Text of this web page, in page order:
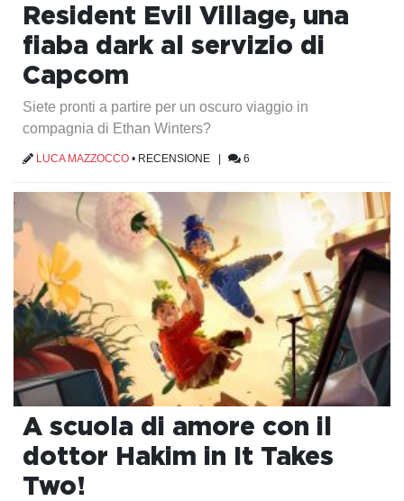
Resident Evil Village, una
fiaba dark al servizio di
Capcom
Siete pronti a partire per un oscuro viaggio in
compagnia di Ethan Winters?
LUCA MAZZOCCO • RECENSIONE 6
A scuola di amore con il
dottor Hakim in It Takes
Two!